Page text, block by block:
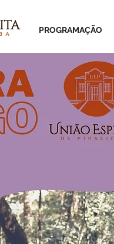
PROGRAMAÇÃO